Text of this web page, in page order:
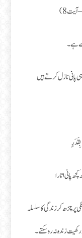
8)
ہے۔
پانی نازل کرتے ہیں
پانی اتارا
پر چڑھ کر زندگی کا سلسلہ
کھیت زندہ نہ رہ سکتے۔